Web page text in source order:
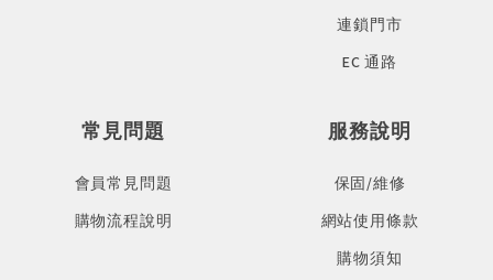
連鎖門市
EC 通路
常見問題
會員常見問題
購物流程說明
服務說明
保固/維修
網站使用條款
購物須知